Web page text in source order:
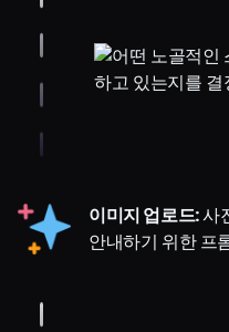
이미지 업로드:사
안내하기 위한 프